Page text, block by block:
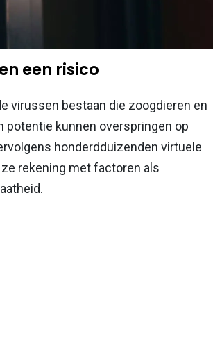
een risico
virussen bestaan die zoogdieren en
potentie kunnen overspringen op
honderdduizenden virtuele
rekening met factoren als